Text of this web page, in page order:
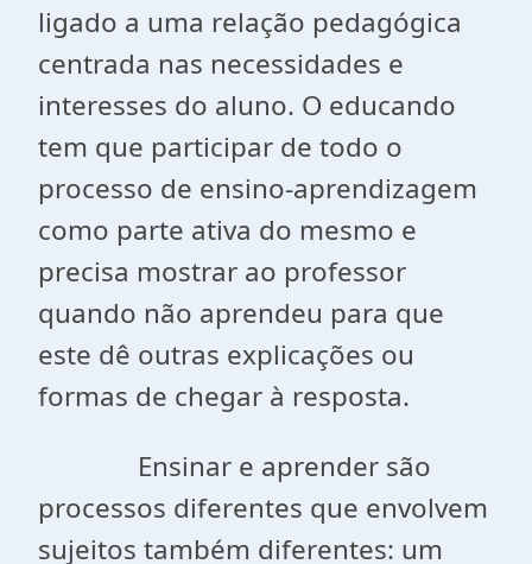
ligado a uma relação pedagógica
centrada nas necessidades e
interesses do aluno. O educando
tem que participar de todo o
processo de ensino-aprendizagem
como parte ativa do mesmo e
precisa mostrar ao professor
quando não aprendeu para que
este dê outras explicações ou
formas de chegar à resposta.
Ensinar e aprender são
processos diferentes que envolvem
sujeitos também diferentes: um